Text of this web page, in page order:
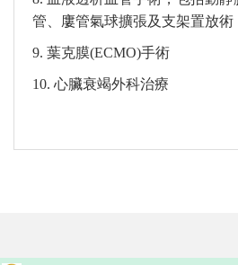
管、廔管氣球擴張及支架置放術
9. 葉克膜(ECMO)手術
10. 心臟衰竭外科治療